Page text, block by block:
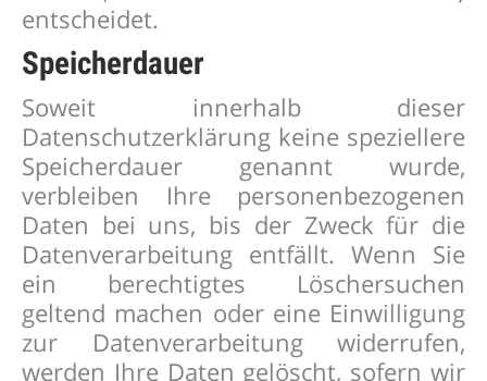
entscheidet.
Speicherdauer
Soweit innerhalb dieser
Datenschutzerklärung keine speziellere
Speicherdauer genannt wurde,
verbleiben Ihre personenbezogenen
Daten bei uns, bis der Zweck für die
Datenverarbeitung entfällt. Wenn Sie
ein berechtigtes Löschersuchen
geltend machen oder eine Einwilligung
zur Datenverarbeitung widerrufen,
werden Ihre Daten gelöscht, sofern wir